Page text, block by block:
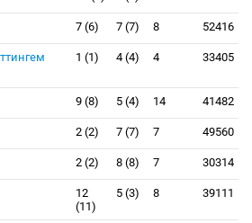
7 (6) 7 (7) 8 52416
1 (1) 4 (4) 4 33405
9 (8) 5 (4) 14 41482
2 (2) 7 (7) 7 49560
2 (2) 8 (8) 7 30314
12
(11)
5 (3) 8 39111